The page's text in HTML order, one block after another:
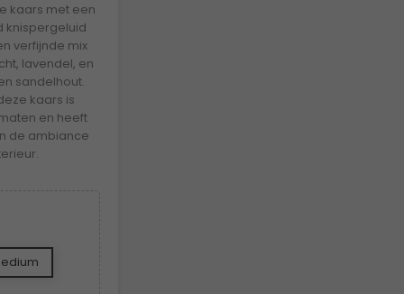
kaars met een
knispergeluid
verfijnde mix
lavendel, en
sandelhout.
kaars is
en heeft
de ambiance